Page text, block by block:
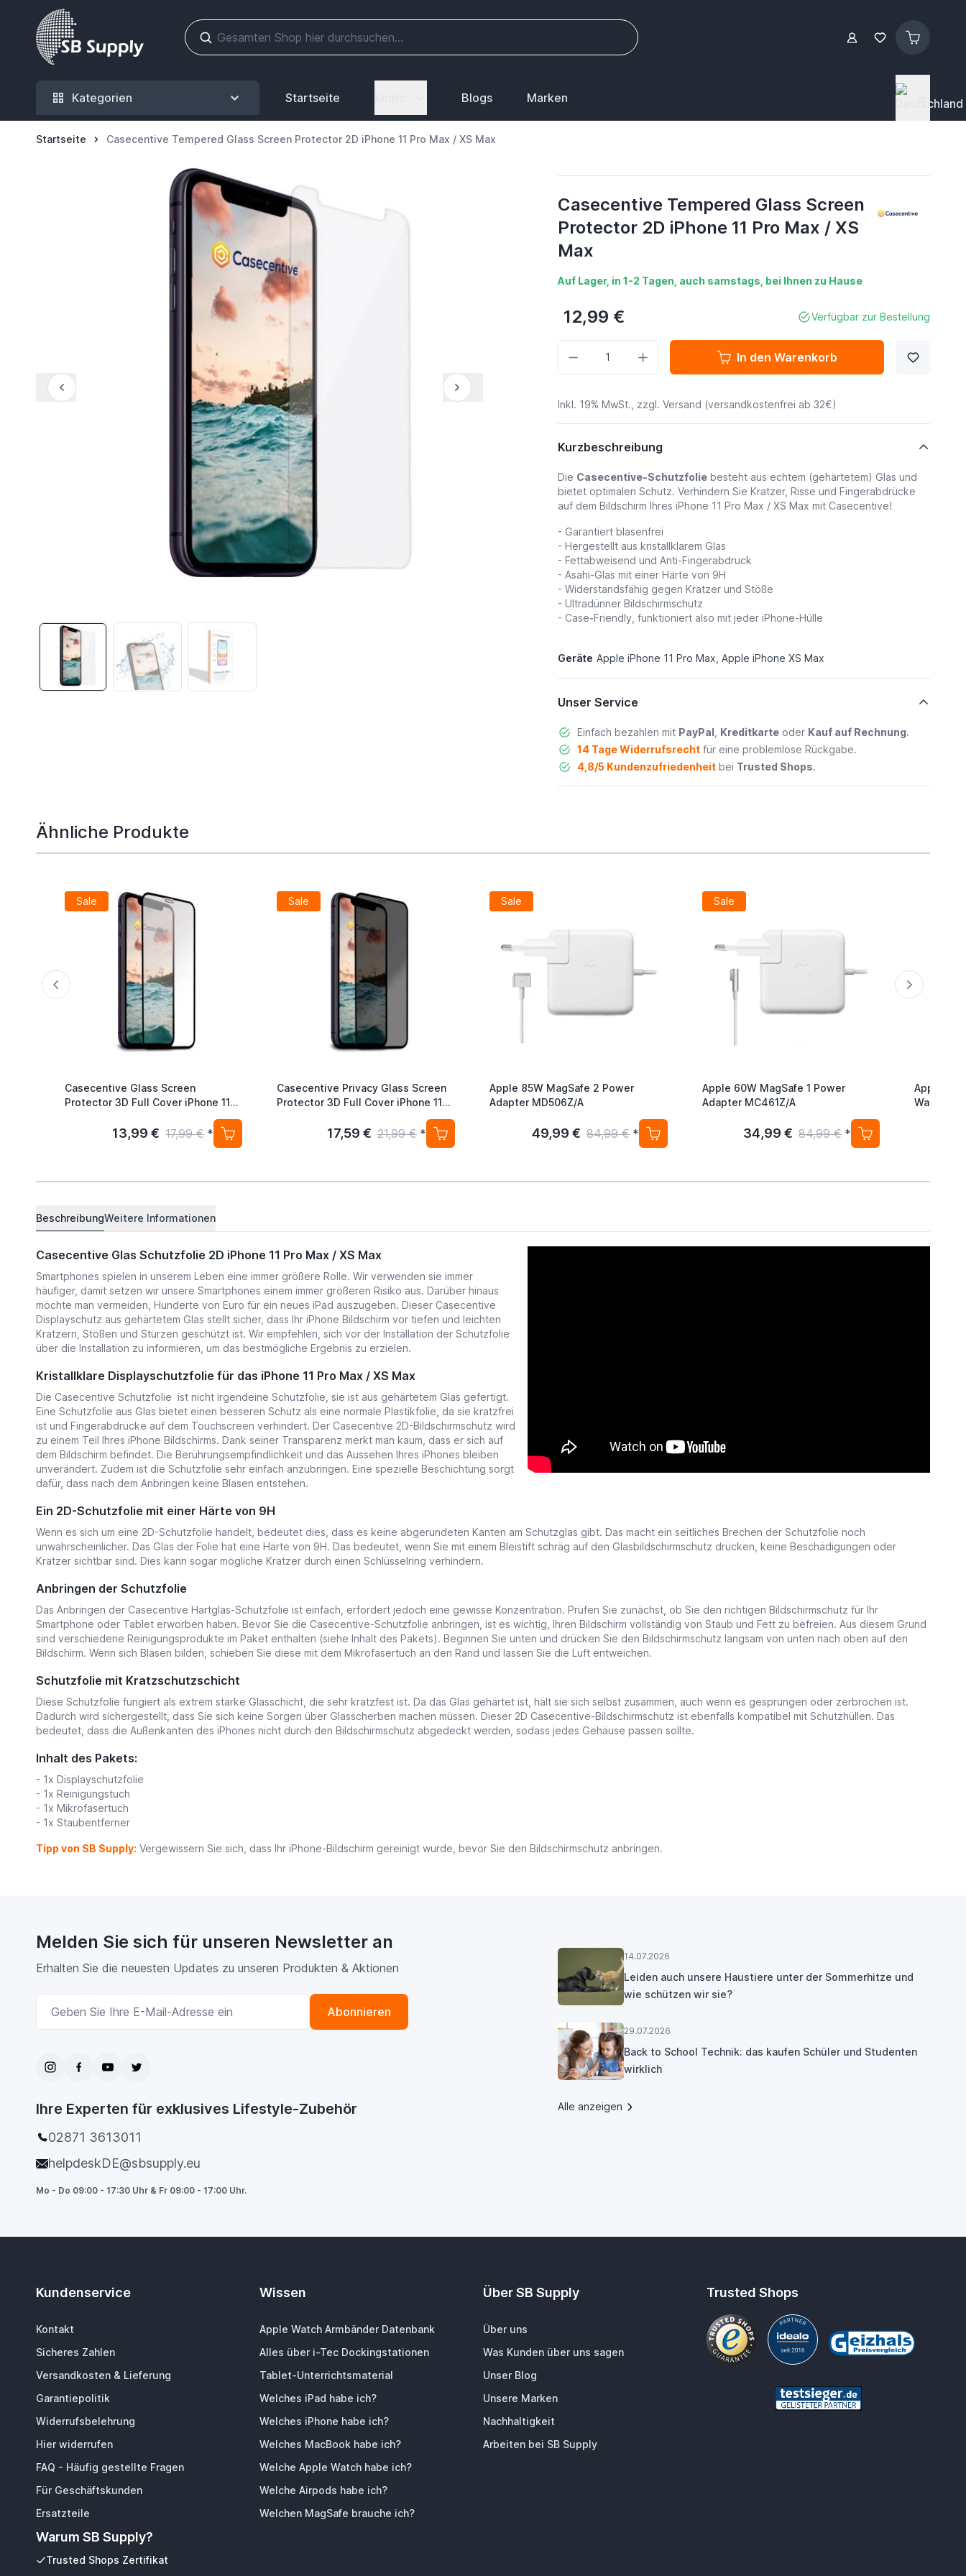
Zum Inhalt springen
Kategorien Startseite Blogs Marken
Startseite Casecentive Tempered Glass Screen Protector 2D iPhone 11 Pro Max / XS Max
Casecentive Tempered Glass Screen
Protector 2D iPhone 11 Pro Max / XS
Max
Auf Lager, in 1-2 Tagen, auch samstags, bei Ihnen zu Hause
12,99 € Verfügbar zur Bestellung
In den Warenkorb
Inkl. 19% MwSt., zzgl. Versand (versandkostenfrei ab 32€)
Kurzbeschreibung
Die Casecentive-Schutzfoliebesteht aus echtem (gehärtetem) Glas und
bietet optimalen Schutz. Verhindern Sie Kratzer, Risse und Fingerabdrücke
auf dem Bildschirm Ihres iPhone 11 Pro Max / XS Max mit Casecentive!
- Garantiert blasenfrei
- Hergestellt aus kristallklarem Glas
- Fettabweisend und Anti-Fingerabdruck
- Asahi-Glas mit einer Härte von 9H
- Widerstandsfähig gegen Kratzer und Stöße
- Ultradünner Bildschirmschutz
- Case-Friendly, funktioniert also mit jeder iPhone-Hülle
Geräte Apple iPhone 11 Pro Max, Apple iPhone XS Max
Unser Service
Einfach bezahlen mit PayPal Kreditkarteoder Kauf auf Rechnung.
14 Tage Widerrufsrechtfür eine problemlose Rückgabe.
4,8/5 Kundenzufriedenheitbei Trusted Shops.
Ähnliche Produkte
Sale
Casecentive Glass Screen
Protector 3D Full Cover iPhone 11
13,99 € 17,99 € *
Sale
Casecentive Privacy Glass Screen
Protector 3D Full Cover iPhone 11
17,59 € 21,99 € *
Sale
Apple 85W MagSafe 2 Power
Adapter MD506Z/A
49,99 € 84,99 € *
Sale
Apple 60W MagSafe 1 Power
Adapter MC461Z/A
34,99 € 84,99 € *
Apple
Watch
BeschreibungWeitere Informationen
Casecentive Glas Schutzfolie 2D iPhone 11 Pro Max / XS Max
Smartphones spielen in unserem Leben eine immer größere Rolle. Wir verwenden sie immer
häufiger, damit setzen wir unsere Smartphones einem immer größeren Risiko aus. Darüber hinaus
möchte man vermeiden, Hunderte von Euro für ein neues iPad auszugeben. Dieser Casecentive
Displayschutz aus gehärtetem Glas stellt sicher, dass Ihr iPhone Bildschirm vor tiefen und leichten
Kratzern, Stößen und Stürzen geschützt ist. Wir empfehlen, sich vor der Installation der Schutzfolie
über die Installation zu informieren, um das bestmögliche Ergebnis zu erzielen.
Kristallklare Displayschutzfolie für das iPhone 11 Pro Max / XS Max
Die Casecentive Schutzfolie ist nicht irgendeine Schutzfolie, sie ist aus gehärtetem Glas gefertigt.
Eine Schutzfolie aus Glas bietet einen besseren Schutz als eine normale Plastikfolie, da sie kratzfrei
ist und Fingerabdrücke auf dem Touchscreen verhindert. Der Casecentive 2D-Bildschirmschutz wird
zu einem Teil Ihres iPhone Bildschirms. Dank seiner Transparenz merkt man kaum, dass er sich auf
dem Bildschirm befindet. Die Berührungsempfindlichkeit und das Aussehen Ihres iPhones bleiben
unverändert. Zudem ist die Schutzfolie sehr einfach anzubringen. Eine spezielle Beschichtung sorgt
dafür, dass nach dem Anbringen keine Blasen entstehen.
Ein 2D-Schutzfolie mit einer Härte von 9H
Wenn es sich um eine 2D-Schutzfolie handelt, bedeutet dies, dass es keine abgerundeten Kanten am Schutzglas gibt. Das macht ein seitliches Brechen der Schutzfolie noch
unwahrscheinlicher. Das Glas der Folie hat eine Härte von 9H. Das bedeutet, wenn Sie mit einem Bleistift schräg auf den Glasbildschirmschutz drücken, keine Beschädigungen oder
Kratzer sichtbar sind. Dies kann sogar mögliche Kratzer durch einen Schlüsselring verhindern.
Anbringen der Schutzfolie
Das Anbringen der Casecentive Hartglas-Schutzfolie ist einfach, erfordert jedoch eine gewisse Konzentration. Prüfen Sie zunächst, ob Sie den richtigen Bildschirmschutz für Ihr
Smartphone oder Tablet erworben haben. Bevor Sie die Casecentive-Schutzfolie anbringen, ist es wichtig, Ihren Bildschirm vollständig von Staub und Fett zu befreien. Aus diesem Grund
sind verschiedene Reinigungsprodukte im Paket enthalten (siehe Inhalt des Pakets). Beginnen Sie unten und drücken Sie den Bildschirmschutz langsam von unten nach oben auf den
Bildschirm. Wenn sich Blasen bilden, schieben Sie diese mit dem Mikrofasertuch an den Rand und lassen Sie die Luft entweichen.
Schutzfolie mit Kratzschutzschicht
Diese Schutzfolie fungiert als extrem starke Glasschicht, die sehr kratzfest ist. Da das Glas gehärtet ist, hält sie sich selbst zusammen, auch wenn es gesprungen oder zerbrochen ist.
Dadurch wird sichergestellt, dass Sie sich keine Sorgen über Glasscherben machen müssen. Dieser 2D Casecentive-Bildschirmschutz ist ebenfalls kompatibel mit Schutzhüllen. Das
bedeutet, dass die Außenkanten des iPhones nicht durch den Bildschirmschutz abgedeckt werden, sodass jedes Gehäuse passen sollte.
Inhalt des Pakets:
- 1x Displayschutzfolie
- 1x Reinigungstuch
- 1x Mikrofasertuch
- 1x Staubentferner
Tipp von SB Supply: Vergewissern Sie sich, dass Ihr iPhone-Bildschirm gereinigt wurde, bevor Sie den Bildschirmschutz anbringen.
Melden Sie sich für unseren Newsletter an
Erhalten Sie die neuesten Updates zu unseren Produkten & Aktionen
Abonnieren
Ihre Experten für exklusives Lifestyle-Zubehör
02871 3613011
helpdeskDE@sbsupply.eu
Mo - Do 09:00 - 17:30 Uhr & Fr 09:00 - 17:00 Uhr.
14.07.2026
Leiden auch unsere Haustiere unter der Sommerhitze und
wie schützen wir sie?
29.07.2026
Back to School Technik: das kaufen Schüler und Studenten
wirklich
Alle anzeigen
Kundenservice
Kontakt
Sicheres Zahlen
Versandkosten & Lieferung
Garantiepolitik
Widerrufsbelehrung
Hier widerrufen
FAQ - Häufig gestellte Fragen
Für Geschäftskunden
Ersatzteile
Warum SB Supply?
Trusted Shops Zertifikat
Wissen
Apple Watch Armbänder Datenbank
Alles über i-Tec Dockingstationen
Tablet-Unterrichtsmaterial
Welches iPad habe ich?
Welches iPhone habe ich?
Welches MacBook habe ich?
Welche Apple Watch habe ich?
Welche Airpods habe ich?
Welchen MagSafe brauche ich?
Über SB Supply
Über uns
Was Kunden über uns sagen
Unser Blog
Unsere Marken
Nachhaltigkeit
Arbeiten bei SB Supply
Trusted Shops